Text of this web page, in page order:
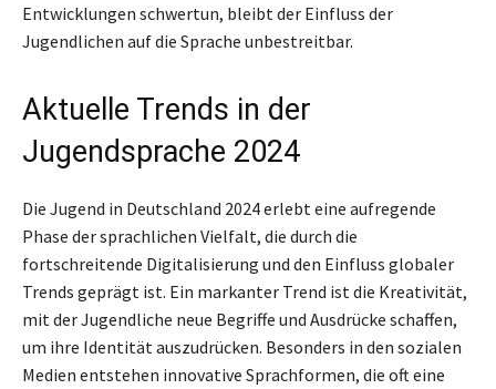
Entwicklungen schwertun, bleibt der Einfluss der
Jugendlichen auf die Sprache unbestreitbar.
Aktuelle Trends in der
Jugendsprache 2024
Die Jugend in Deutschland 2024 erlebt eine aufregende
Phase der sprachlichen Vielfalt, die durch die
fortschreitende Digitalisierung und den Einfluss globaler
Trends geprägt ist. Ein markanter Trend ist die Kreativität,
mit der Jugendliche neue Begriffe und Ausdrücke schaffen,
um ihre Identität auszudrücken. Besonders in den sozialen
Medien entstehen innovative Sprachformen, die oft eine